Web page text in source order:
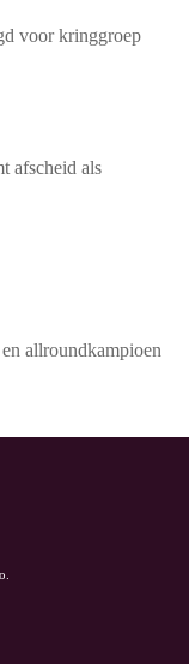
voor kringgroep
afscheid als
allroundkampioen